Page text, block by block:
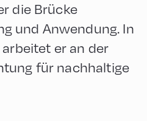
die Brücke
und Anwendung. In
er an der
für nachhaltige